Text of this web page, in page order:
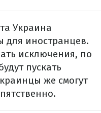
Украина
для иностранцев.
исключения, по
пускать
же смогут